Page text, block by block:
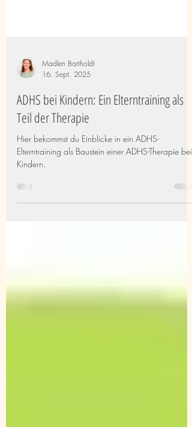
16. Sept. 2025
ADHS bei Kindern: Ein Elterntraining als
Teil der Therapie
Hier bekommst du Einblicke in ein ADHS-
Kindern.